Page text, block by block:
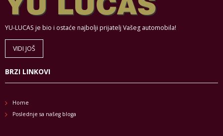
YU-LUCAS je bio i ostaće najbolji prijatelj Vašeg automobila!
VIDI JOŠ
BRZI LINKOVI
Home
Poslednje sa našeg bloga